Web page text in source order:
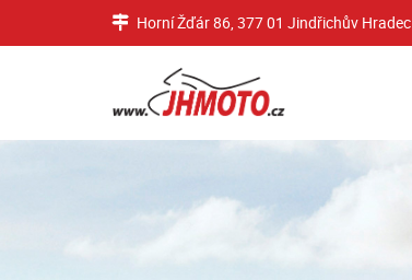
Horní Žďár 86, 377 01 Jindřichův Hradec